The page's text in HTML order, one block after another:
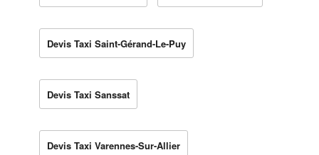
Devis Taxi Saint-Gérand-Le-Puy
Devis Taxi Sanssat
Devis Taxi Varennes-Sur-Allier